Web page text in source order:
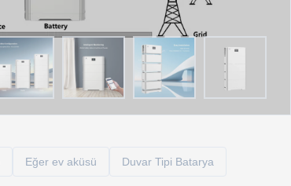
Eğer ev aküsü Duvar Tipi Batarya